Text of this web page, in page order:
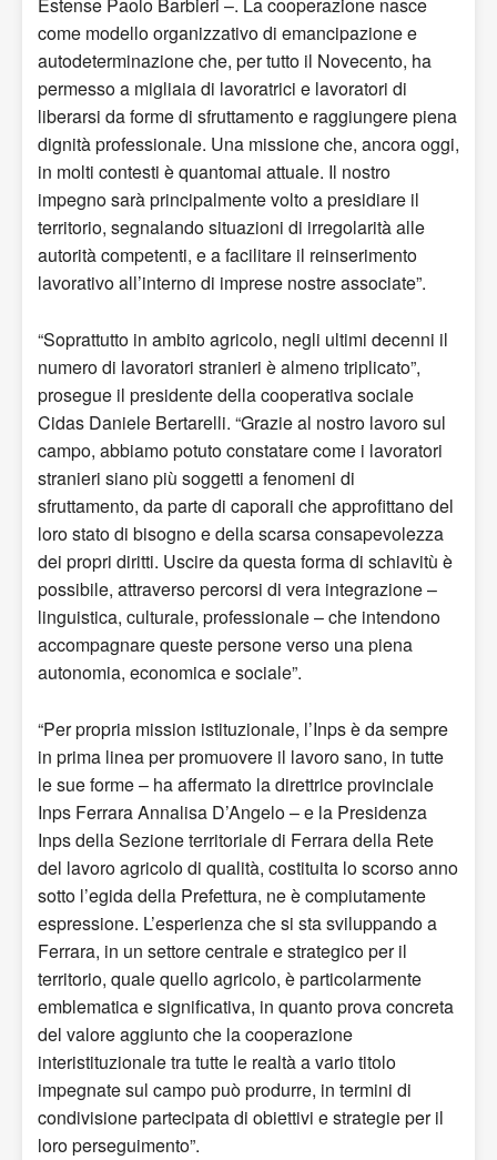
Estense Paolo Barbieri –. La cooperazione nasce
come modello organizzativo di emancipazione e
autodeterminazione che, per tutto il Novecento, ha
permesso a migliaia di lavoratrici e lavoratori di
liberarsi da forme di sfruttamento e raggiungere piena
dignità professionale. Una missione che, ancora oggi,
in molti contesti è quantomai attuale. Il nostro
impegno sarà principalmente volto a presidiare il
territorio, segnalando situazioni di irregolarità alle
autorità competenti, e a facilitare il reinserimento
lavorativo all’interno di imprese nostre associate”.
“Soprattutto in ambito agricolo, negli ultimi decenni il
numero di lavoratori stranieri è almeno triplicato”,
prosegue il presidente della cooperativa sociale
Cidas Daniele Bertarelli. “Grazie al nostro lavoro sul
campo, abbiamo potuto constatare come i lavoratori
stranieri siano più soggetti a fenomeni di
sfruttamento, da parte di caporali che approfittano del
loro stato di bisogno e della scarsa consapevolezza
dei propri diritti. Uscire da questa forma di schiavitù è
possibile, attraverso percorsi di vera integrazione –
linguistica, culturale, professionale – che intendono
accompagnare queste persone verso una piena
autonomia, economica e sociale”.
“Per propria mission istituzionale, l’Inps è da sempre
in prima linea per promuovere il lavoro sano, in tutte
le sue forme – ha affermato la direttrice provinciale
Inps Ferrara Annalisa D’Angelo – e la Presidenza
Inps della Sezione territoriale di Ferrara della Rete
del lavoro agricolo di qualità, costituita lo scorso anno
sotto l’egida della Prefettura, ne è compiutamente
espressione. L’esperienza che si sta sviluppando a
Ferrara, in un settore centrale e strategico per il
territorio, quale quello agricolo, è particolarmente
emblematica e significativa, in quanto prova concreta
del valore aggiunto che la cooperazione
interistituzionale tra tutte le realtà a vario titolo
impegnate sul campo può produrre, in termini di
condivisione partecipata di obiettivi e strategie per il
loro perseguimento”.